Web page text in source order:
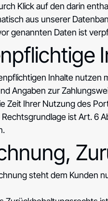
Klick auf den darin
aus unserer
genannten Daten ist
Inhalte nutzen
Angaben zur
Zeit Ihrer Nutzung des
ist Art. 6
steht dem